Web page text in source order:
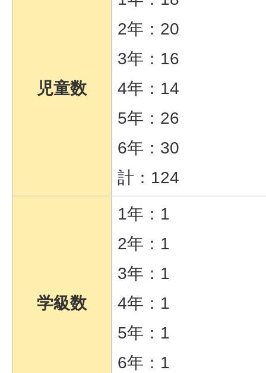
児童数
2年：20
3年：16
4年：14
5年：26
6年：30
計：124
学級数
1年：1
2年：1
3年：1
4年：1
5年：1
6年：1